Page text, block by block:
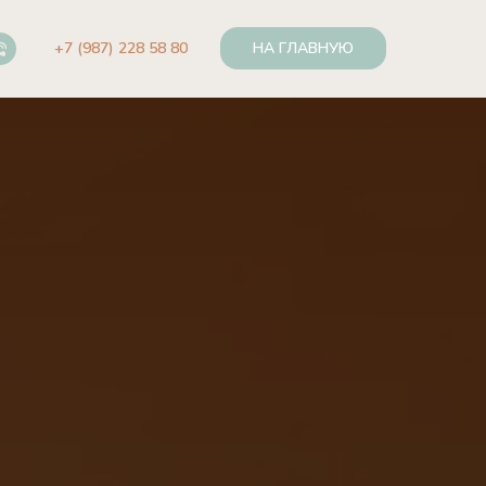
+7 (987) 228 58 80 НА ГЛАВНУЮ